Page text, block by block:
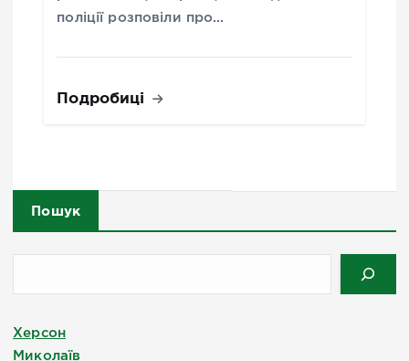
поліції розповіли про…
Подробиці
Пошук
Херсон
Миколаїв